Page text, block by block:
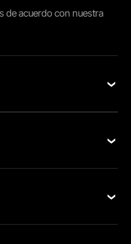
de acuerdo con nuestra